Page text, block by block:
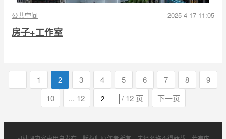
公共空间 2025-4-17 11:05
房子+工作室
1 2 3 4 5 6 7 8
9
10
... 12 / 12 页 下一页